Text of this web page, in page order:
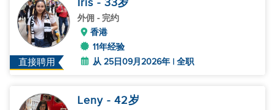
直接聘用
Iris - 33岁
外佣 - 完约
香港
11年经验
从 25日09月2026年 | 全职
Leny - 42岁